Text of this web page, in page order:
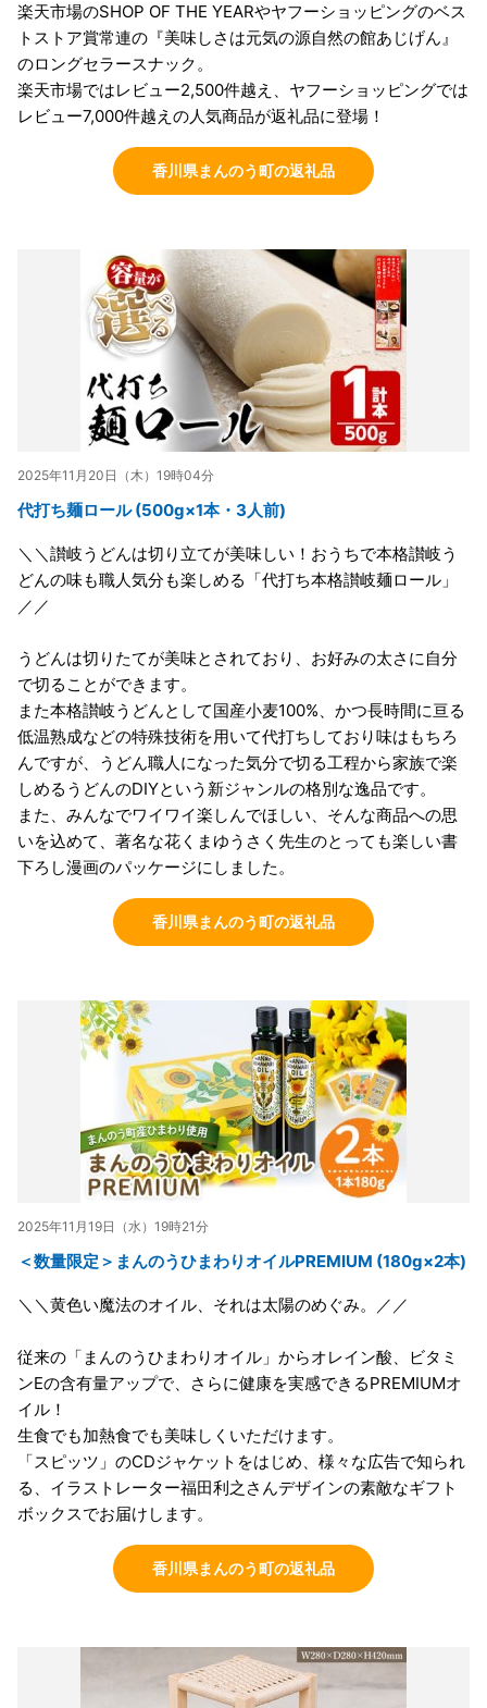
楽天市場のSHOP OF THE YEARやヤフーショッピングのベス
トストア賞常連の『美味しさは元気の源自然の館あじげん』
のロングセラースナック。
楽天市場ではレビュー2,500件越え、ヤフーショッピングでは
レビュー7,000件越えの人気商品が返礼品に登場！
香川県まんのう町の返礼品
2025年11月20日（木）19時04分
代打ち麺ロール (500g×1本・3人前)
＼＼讃岐うどんは切り立てが美味しい！おうちで本格讃岐う
どんの味も職人気分も楽しめる「代打ち本格讃岐麺ロール」
／／
うどんは切りたてが美味とされており、お好みの太さに自分
で切ることができます。
また本格讃岐うどんとして国産小麦100%、かつ長時間に亘る
低温熟成などの特殊技術を用いて代打ちしており味はもちろ
んですが、うどん職人になった気分で切る工程から家族で楽
しめるうどんのDIYという新ジャンルの格別な逸品です。
また、みんなでワイワイ楽しんでほしい、そんな商品への思
いを込めて、著名な花くまゆうさく先生のとっても楽しい書
下ろし漫画のパッケージにしました。
香川県まんのう町の返礼品
2025年11月19日（水）19時21分
＜数量限定＞まんのうひまわりオイルPREMIUM (180g×2本)
＼＼黄色い魔法のオイル、それは太陽のめぐみ。／／
従来の「まんのうひまわりオイル」からオレイン酸、ビタミ
ンEの含有量アップで、さらに健康を実感できるPREMIUMオ
イル！
生食でも加熱食でも美味しくいただけます。
「スピッツ」のCDジャケットをはじめ、様々な広告で知られ
る、イラストレーター福田利之さんデザインの素敵なギフト
ボックスでお届けします。
香川県まんのう町の返礼品